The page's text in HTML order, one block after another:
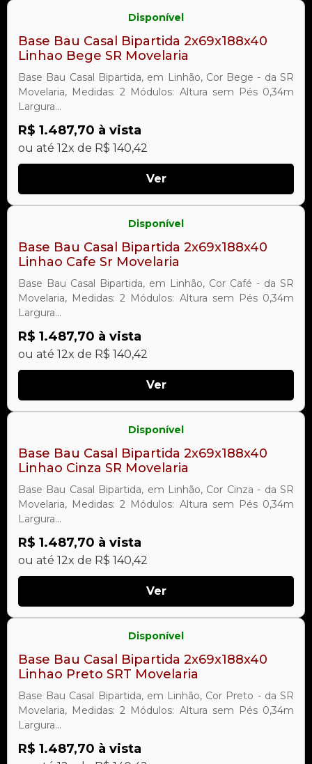
Disponível
Base Bau Casal Bipartida 2x69x188x40
Linhao Bege SR Movelaria
Base Bau Casal Bipartida, em Linhão, Cor Bege - da SR
Movelaria, Medidas: 2 Módulos: Altura sem Pés 0,34m
Largura...
R$ 1.487,70 à vista
ou até 12x de R$ 140,42
Ver
Disponível
Base Bau Casal Bipartida 2x69x188x40
Linhao Cafe Sr Movelaria
Base Bau Casal Bipartida, em Linhão, Cor Café - da SR
Movelaria, Medidas: 2 Módulos: Altura sem Pés 0,34m
Largura...
R$ 1.487,70 à vista
ou até 12x de R$ 140,42
Ver
Disponível
Base Bau Casal Bipartida 2x69x188x40
Linhao Cinza SR Movelaria
Base Bau Casal Bipartida, em Linhão, Cor Cinza - da SR
Movelaria, Medidas: 2 Módulos: Altura sem Pés 0,34m
Largura...
R$ 1.487,70 à vista
ou até 12x de R$ 140,42
Ver
Disponível
Base Bau Casal Bipartida 2x69x188x40
Linhao Preto SRT Movelaria
Base Bau Casal Bipartida, em Linhão, Cor Preto - da SR
Movelaria, Medidas: 2 Módulos: Altura sem Pés 0,34m
Largura...
R$ 1.487,70 à vista